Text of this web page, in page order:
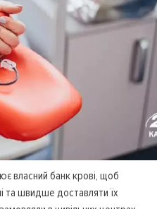
власний банк крові, щоб
та швидше доставляти їх